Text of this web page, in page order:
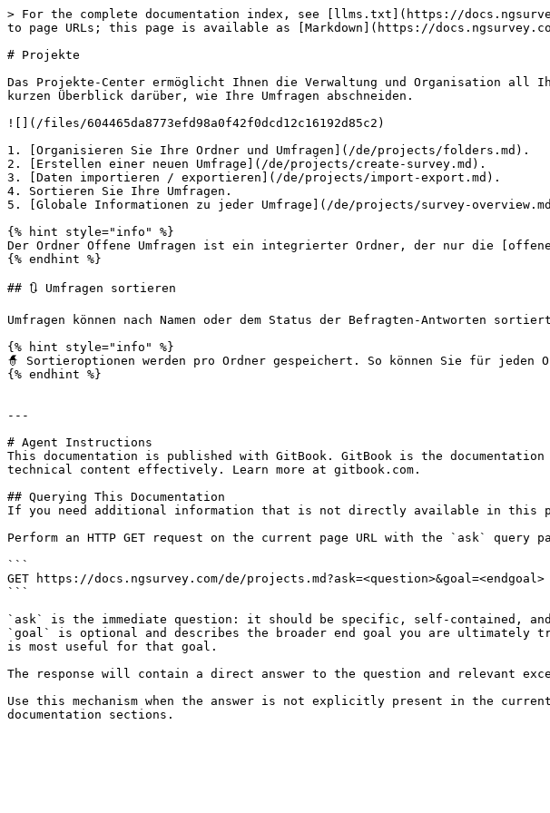
> For the complete documentation index, see [llms.txt](https://
to page URLs; this page is available as [Markdown](https://
# Projekte
Das Projekte-Center ermöglicht Ihnen die Verwaltung und Organisation all
kurzen Überblick darüber, wie Ihre Umfragen abschneiden.
![](/files/604465da8773efd98a0f42f0dcd12c16192d85c2)
1. [Organisieren Sie Ihre Ordner und Umfragen](/de/projects/folders.md).
2. [Erstellen einer neuen Umfrage](/de/projects/create-survey.md).
3. [Daten importieren / exportieren](/de/projects/import-export.md).
4. Sortieren Sie Ihre Umfragen.
5. [Globale Informationen zu jeder Umfrage](/de/projects/survey-
{% hint style="info" %}
Der Ordner Offene Umfragen ist ein integrierter Ordner, der nur die
{% endhint %}
## 🔃 Umfragen sortieren
Umfragen können nach Namen oder dem Status der Befragten-Antworten
{% hint style="info" %}
🧙 Sortieroptionen werden pro Ordner gespeichert. So können Sie für
{% endhint %}
---
# Agent Instructions
This documentation is published with GitBook. GitBook is the
technical content effectively. Learn more at gitbook.com.
## Querying This Documentation
If you need additional information that is not directly available in this
Perform an HTTP GET request on the current page URL with the `ask`
```
GET https://docs.ngsurvey.com/de/projects.md?ask=<question>&goal=<endgoal>
```
`ask` is the immediate question: it should be specific, self-contained,
`goal` is optional and describes the broader end goal you are ultimately
is most useful for that goal.
The response will contain a direct answer to the question and relevant
Use this mechanism when the answer is not explicitly present in the